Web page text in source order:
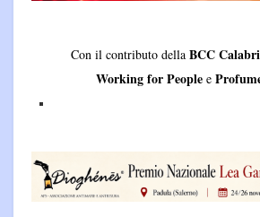
Con il contributo della BCC
Working for People e